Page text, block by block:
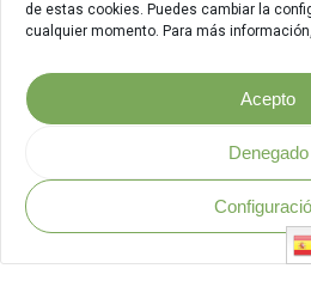
de estas cookies. Puedes cambiar la
cualquier momento. Para más
Acepto
Denegado
Política de